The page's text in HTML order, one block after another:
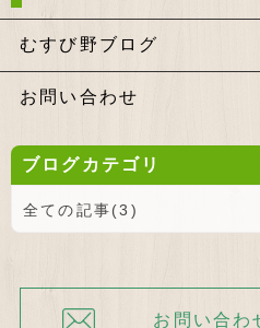
むすび野ブログ
お問い合わせ
ブログカテゴリ
全ての記事(3)
お問い合わ